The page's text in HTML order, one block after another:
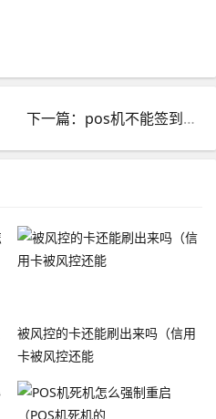
下一篇：pos机不能签到怎么办_pos机签不了到怎么办
被风控的卡还能刷出来吗（信用
卡被风控还能